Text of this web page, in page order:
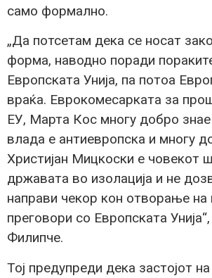
само формално.
„Да потсетам дека се носат
форма, наводно поради
Европската Унија, па потоа
враќа. Еврокомесарката за
ЕУ, Марта Кос многу добро
влада е антиевропска и многу
Христијан Мицкоски е човекот
државата во изолација и не
направи чекор кон отворање на
преговори со Европската
Филипче.
Тој предупреди дека застојот